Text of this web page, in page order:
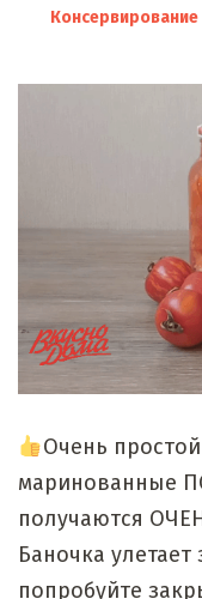
Консервирование
Очень
маринованные
получаются
Баночка улетает
попробуйте